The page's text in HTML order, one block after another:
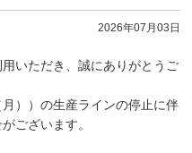
2026年07月03日
いただき、誠にありがとうご
））の生産ラインの停止に伴
ございます。